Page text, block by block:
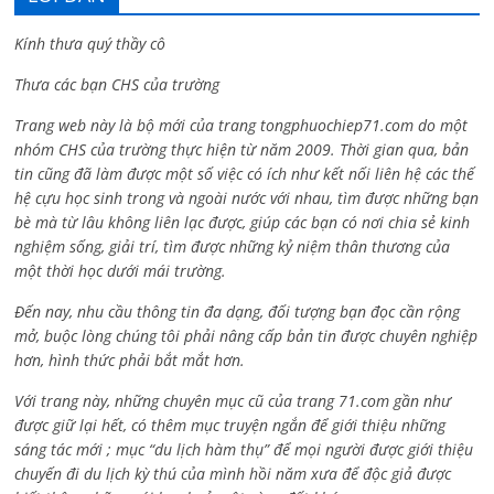
Kính thưa quý thầy cô
Thưa các bạn CHS của trường
Trang web này là bộ mới của trang tongphuochiep71.com do một
nhóm CHS của trường thực hiện từ năm 2009. Thời gian qua, bản
tin cũng đã làm được một số việc có ích như kết nối liên hệ các thế
hệ cựu học sinh trong và ngoài nước với nhau, tìm được những bạn
bè mà từ lâu không liên lạc được, giúp các bạn có nơi chia sẻ kinh
nghiệm sống, giải trí, tìm được những kỷ niệm thân thương của
một thời học dưới mái trường.
Đến nay, nhu cầu thông tin đa dạng, đối tượng bạn đọc cần rộng
mở, buộc lòng chúng tôi phải nâng cấp bản tin được chuyên nghiệp
hơn, hình thức phải bắt mắt hơn.
Với trang này, những chuyên mục cũ của trang 71.com gần như
được giữ lại hết, có thêm mục truyện ngắn để giới thiệu những
sáng tác mới ; mục “du lịch hàm thụ” để mọi người được giới thiệu
chuyến đi du lịch kỳ thú của mình hồi năm xưa để độc giả được